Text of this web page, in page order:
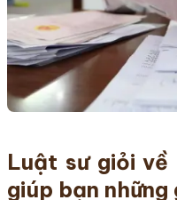
Luật sư giỏi
giúp bạn những